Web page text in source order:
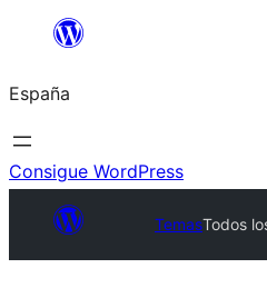
Saltar
contenido
España
Consigue WordPress
TemasTodos